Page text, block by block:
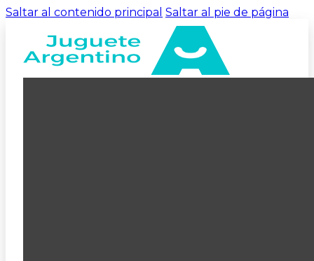
Saltar al contenido principal Saltar al pie de página